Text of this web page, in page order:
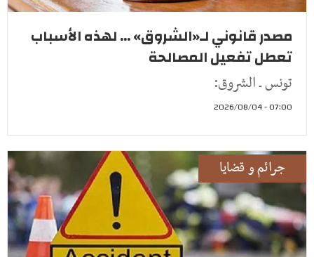
مصدر قانوني لـ«الشروق» ... لهذه الأسباب
تعطل تفعيل المصالحة
تونس ـ الشروق:
07:00 - 2026/08/04
جرائم و قضايا